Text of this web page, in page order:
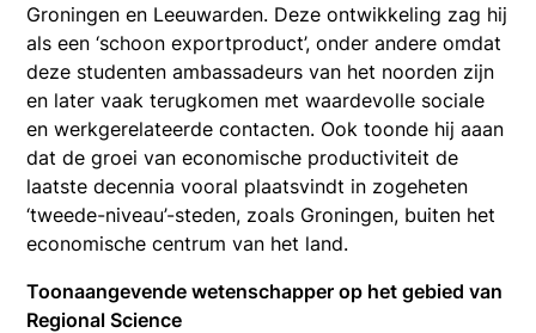
Groningen en Leeuwarden. Deze ontwikkeling zag hij
als een ‘schoon exportproduct’, onder andere omdat
deze studenten ambassadeurs van het noorden zijn
en later vaak terugkomen met waardevolle sociale
en werkgerelateerde contacten. Ook toonde hij aaan
dat de groei van economische productiviteit de
laatste decennia vooral plaatsvindt in zogeheten
‘tweede-niveau’-steden, zoals Groningen, buiten het
economische centrum van het land.
Toonaangevende wetenschapper op het gebied van
Regional Science